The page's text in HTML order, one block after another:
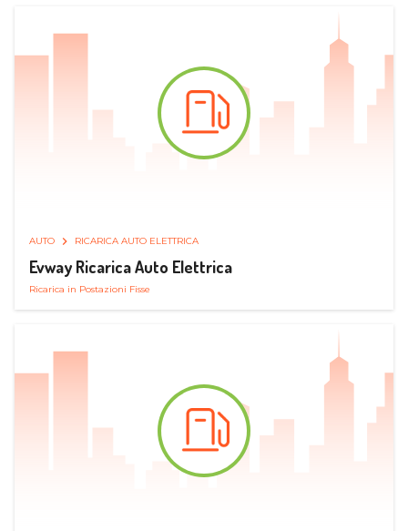
AUTO RICARICA AUTO ELETTRICA
Evway Ricarica Auto Elettrica
Ricarica in Postazioni Fisse